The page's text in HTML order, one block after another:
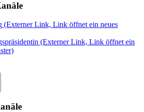
(Externer Link, Link öffnet ein neues
(Externer Link, Link öffnet ein